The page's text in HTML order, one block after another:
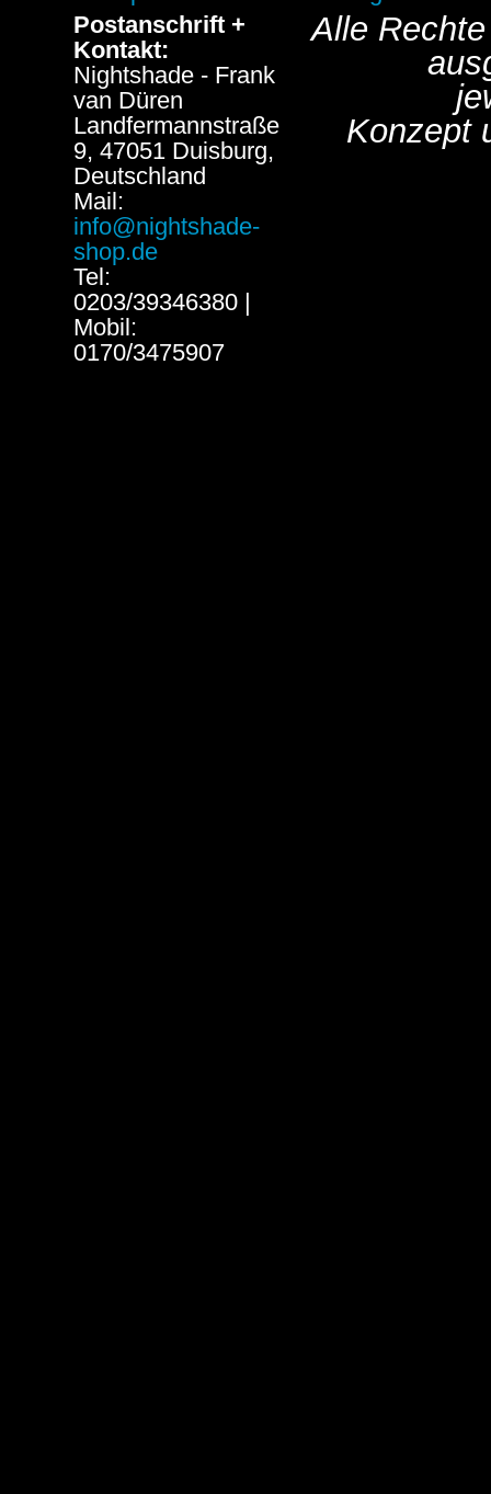
Postanschrift +
Kontakt:
Nightshade - Frank
van Düren
Landfermannstraße
9, 47051 Duisburg,
Deutschland
Mail:
info@nightshade-
shop.de
Tel:
0203/39346380 |
Mobil:
0170/3475907
Alle
Konzept